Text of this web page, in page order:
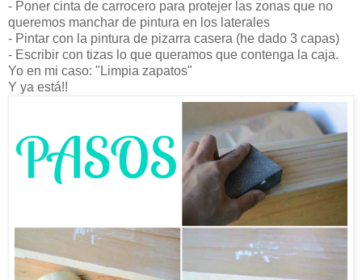
- Poner cinta de carrocero para protejer las zonas que no
queremos manchar de pintura en los laterales
- Pintar con la pintura de pizarra casera (he dado 3 capas)
- Escribir con tizas lo que queramos que contenga la caja.
Yo en mi caso: "Limpia zapatos"
Y ya está!!